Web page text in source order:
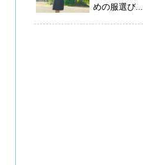
めの服選び...